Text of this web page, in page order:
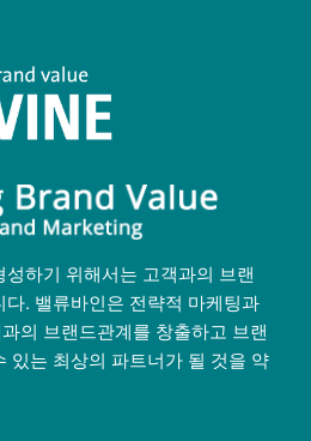
하기 위해서는 고객과의 브랜
. 밸류바인은 전략적 마케팅과
의 브랜드관계를 창출하고 브랜
있는 최상의 파트너가 될 것을 약